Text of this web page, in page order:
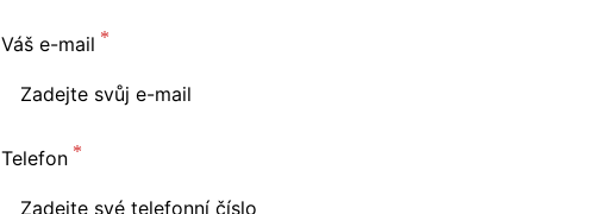
Váš e-mail
Telefon